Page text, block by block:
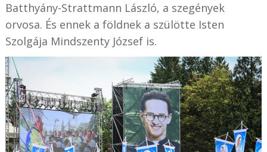
Batthyány-Strattmann László, a szegények
orvosa. És ennek a földnek a szülötte Isten
Szolgája Mindszenty József is.